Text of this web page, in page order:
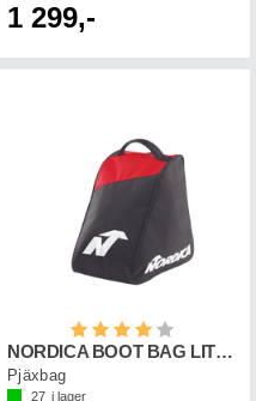
1 299,-
Betyg:
NORDICA BOOT BAG LITE Svart/Röd
Pjäxbag
27 i lager